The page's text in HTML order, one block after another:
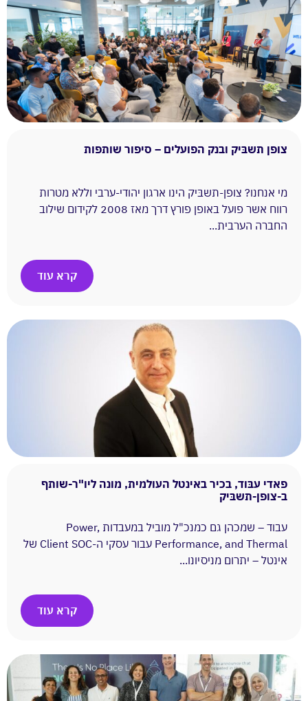
צופן תשבּיק ובנק הפועלים – סיפור שותפות
מי אנחנו? צופן-תשבּיק הינו ארגון יהודי-ערבי וללא מטרות
רווח אשר פועל באופן פורץ דרך מאז 2008 לקידום שילוב
החברה הערבית...
קרא עוד
פאדי עבּוד, בכיר באינטל העולמית, מונה ליו"ר-שותף
ב-צופן-תשבּיק
עבוד – שמכהן גם כמנכ"ל מוביל במעבדות Power,
Performance, and Thermal עבור עסקי ה-Client SOC של
אינטל – יתרום מניסיונו...
קרא עוד